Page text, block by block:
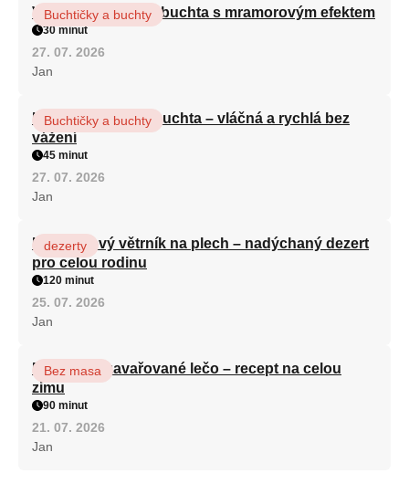
Vláčná olejová litá buchta s mramorovým efektem
Buchtičky a buchty
30 minut
27. 07. 2026
Jan
Hrnková maková buchta – vláčná a rychlá bez
vážení
Buchtičky a buchty
45 minut
27. 07. 2026
Jan
Karamelový větrník na plech – nadýchaný dezert
pro celou rodinu
dezerty
120 minut
25. 07. 2026
Jan
Babiččino zavařované lečo – recept na celou
zimu
Bez masa
90 minut
21. 07. 2026
Jan